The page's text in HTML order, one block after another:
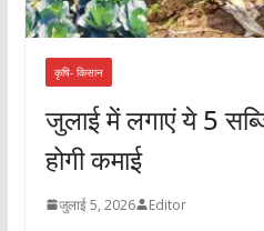
कृषि- किसान
जुलाई में लगाएं ये 5
होगी कमाई
जुलाई 5, 2026 Editor